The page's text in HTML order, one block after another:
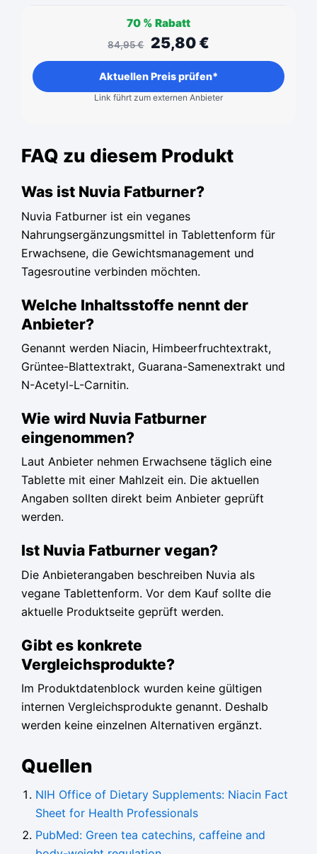
70 % Rabatt
84,95€ 25,80€
Aktuellen Preis prüfen*
Link führt zum externen Anbieter
FAQ zu diesem Produkt
Was ist Nuvia Fatburner?
Nuvia Fatburner ist ein veganes
Nahrungsergänzungsmittel in Tablettenform für
Erwachsene, die Gewichtsmanagement und
Tagesroutine verbinden möchten.
Welche Inhaltsstoffe nennt der
Anbieter?
Genannt werden Niacin, Himbeerfruchtextrakt,
Grüntee-Blattextrakt, Guarana-Samenextrakt und
N-Acetyl-L-Carnitin.
Wie wird Nuvia Fatburner
eingenommen?
Laut Anbieter nehmen Erwachsene täglich eine
Tablette mit einer Mahlzeit ein. Die aktuellen
Angaben sollten direkt beim Anbieter geprüft
werden.
Ist Nuvia Fatburner vegan?
Die Anbieterangaben beschreiben Nuvia als
vegane Tablettenform. Vor dem Kauf sollte die
aktuelle Produktseite geprüft werden.
Gibt es konkrete
Vergleichsprodukte?
Im Produktdatenblock wurden keine gültigen
internen Vergleichsprodukte genannt. Deshalb
werden keine einzelnen Alternativen ergänzt.
Quellen
NIH Office of Dietary Supplements: Niacin Fact
Sheet for Health Professionals
PubMed: Green tea catechins, caffeine and